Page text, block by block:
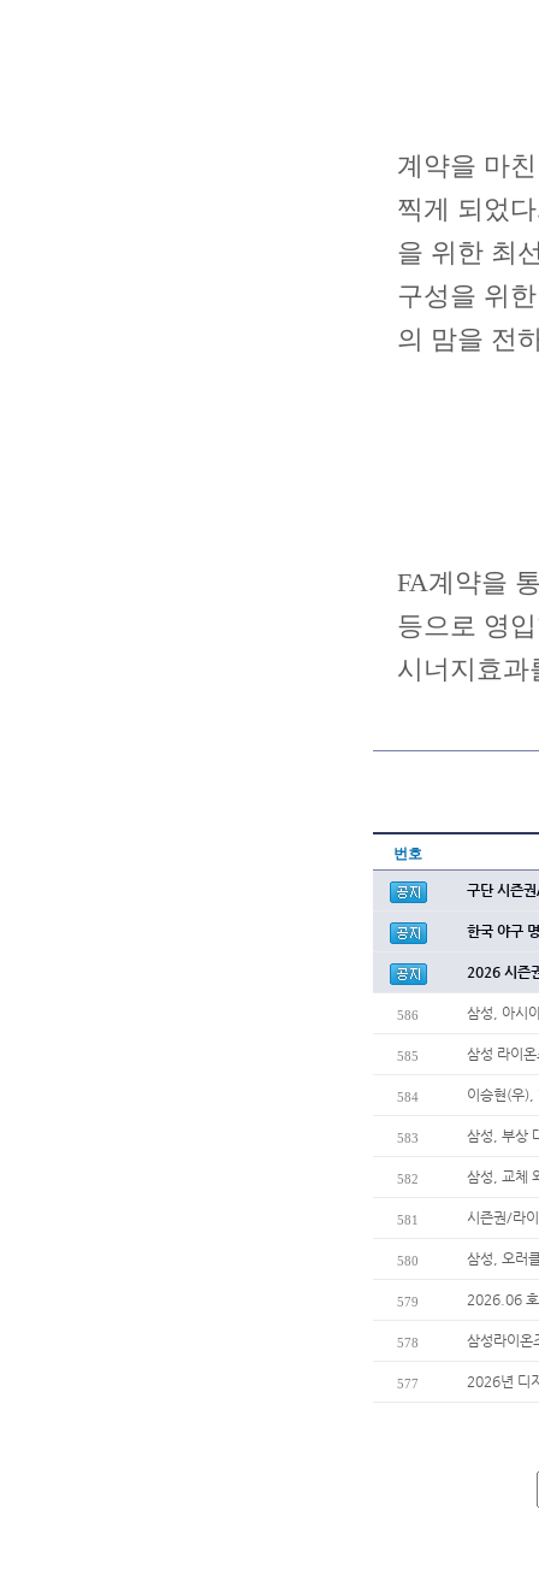
계약을 마
찍게 되었
을 위한 최
구성을 위
의 맘을 전
FA계약을
등으로 영
시너지효과
번호
구단 시즌
한국 야구
2026 시즌
586 삼성, 아시
585 삼성 라이
584 이승현(우),
583 삼성, 부상
582 삼성, 교체
581 시즌권/라
580 삼성, 오러
579 2026.06 호
578 삼성라이온
577 2026년 디